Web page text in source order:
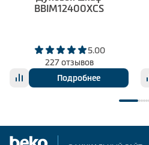
BBIM12400XCS
5.00
227 отзывов
Подробнее